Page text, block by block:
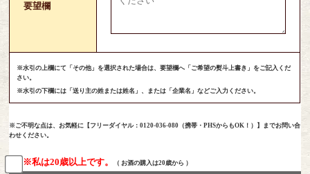
要望欄
※水引の上欄にて「その他」を選択された場合は、要望欄へ「ご希望の熨斗上書き」をご記入くだ
さい。
※水引の下欄には「送り主の姓または姓名」、または「企業名」などご入力ください。
※ご不明な点は、お気軽に【フリーダイヤル：0120-036-080（携帯・PHSからもOK！）】までお問い合
わせください。
※私は20歳以上です。 （ お酒の購入は20歳から ）